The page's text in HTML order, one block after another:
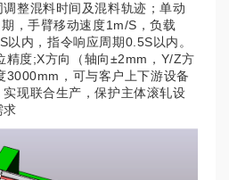
整混料时间及混料轨迹；单动
，手臂移动速度1m/S，负载
内，指令响应周期0.5S以内。
精度;X方向（轴向±2mm，Y/Z方
3000mm，可与客户上下游设备
现联合生产，保护主体滚轧设
求